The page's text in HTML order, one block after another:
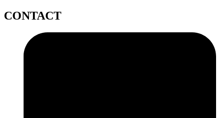
CONTACT